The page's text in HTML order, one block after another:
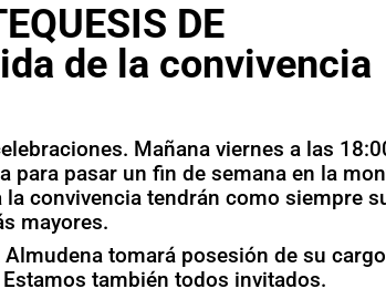
DE
de la convivencia
Mañana viernes a las
para pasar un fin de semana en la
convivencia tendrán como siempre
mayores.
tomará posesión de su
también todos invitados.